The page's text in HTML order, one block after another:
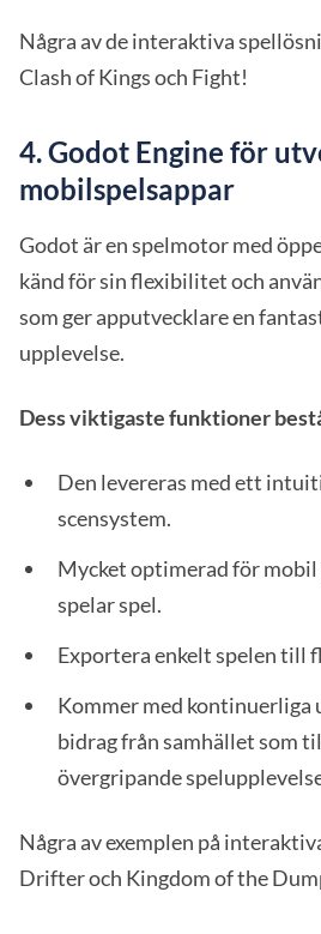
Några av de interaktiva
Clash of Kings och Fight!
4.Godot Engine för
mobilspelsappar
Godot är en spelmotor med
känd för sin flexibilitet och
som ger apputvecklare en
upplevelse.
Dess viktigaste funktioner
Den levereras med ett
scensystem.
Mycket optimerad för mobil
spelar spel.
Exportera enkelt spelen till
Kommer med kontinuerliga
bidrag från samhället som
övergripande
Några av exemplen på
Drifter och Kingdom of the